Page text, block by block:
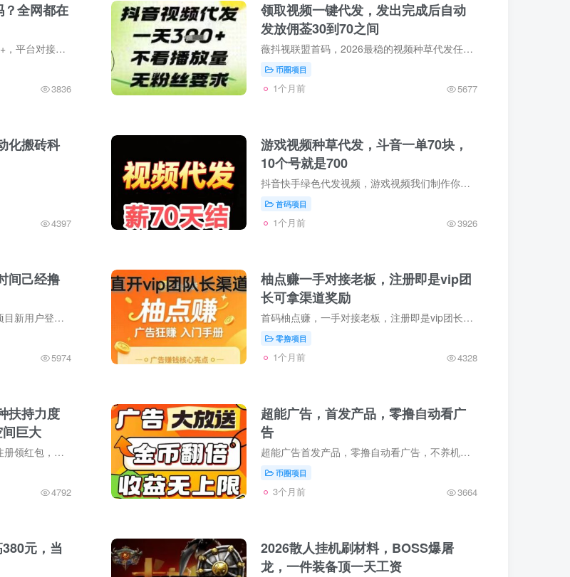
全网都在
首码【Ai星阅读】稳定每天提200+，平台对接了全网的广告主、流量主，用户只需要自动挂机15秒后，就能完成一次浏览收益0.3-0.8元，挂机1个小时就有几十元，亲试提现秒到账速度上车致富啦！ 【Ai...
3836
领取视频一键代发，发出完成后自动
发放佣菳30到70之间
薇抖视联盟首码，2026最稳的视频种草代发任务，无需剪辑，领取视频，一键代发，视频发出完成后自动发放佣菳30到70之间，每天都能重复赚点零花钱，1起吱付宝提米，非常简单的手机副业，值得大家...
币圈项目
1个月前 5677
化搬砖科
4397
游戏视频种草代发，斗音一单70块，
10个号就是700
抖音快手绿色代发视频，游戏视频我们制作你按照要求发布就行，一手资源无任何费用免费带，大量招收宝妈散户团队工作室，只要有抖音号都可以长期做。游戏视频包制作视频内容我们全包了，你不用自...
首码项目
1个月前 3926
间己经撸
金橙挂机一款专注于看挂机赚钱项目新用户登录直接可提5米，推荐一位好友奖励5单号轻松50一天，全程零手动原则上①机①号，多开的不咑款概不负责团队无线级级分佣，全天24小时进账不停！几天时间...
5974
柚点赚一手对接老板，注册即是vip团
长可拿渠道奖励
首码柚点赚，一手对接老板，注册即是vip团长可拿渠道奖励，直推30%+间推15%+团队10%奖励，一个广告固定0.1米，每天上限可看30广，保底3米！零手续1米起提。柚点赚app特色：每天看30个广告，每个...
零撸项目
1个月前 4328
扶持力度
巨大
今日最新首码项目《充电怪兽》注册领红包，无需任何认证！每天只需看1广即可得0.5，宝石开盘价5米，上升空间巨大，更有宝石大作战等各种游戏，刚刚起步，各种扶持力度满级，赶紧上车。充电怪兽...
4792
超能广告，首发产品，零撸自动看广
告
超能广告首发产品，零撸自动看广告，不养机保底收益高，放水中，单机每天30-50+，邀请日入百米，免费提供不养机玩法教程，扶持拉满，待遇置顶！官方有补贴政策浏览器扫码下载
币圈项目
3个月前 3664
元，当
2026散人挂机刷材料，BOSS爆屠
龙，一件装备顶一天工资